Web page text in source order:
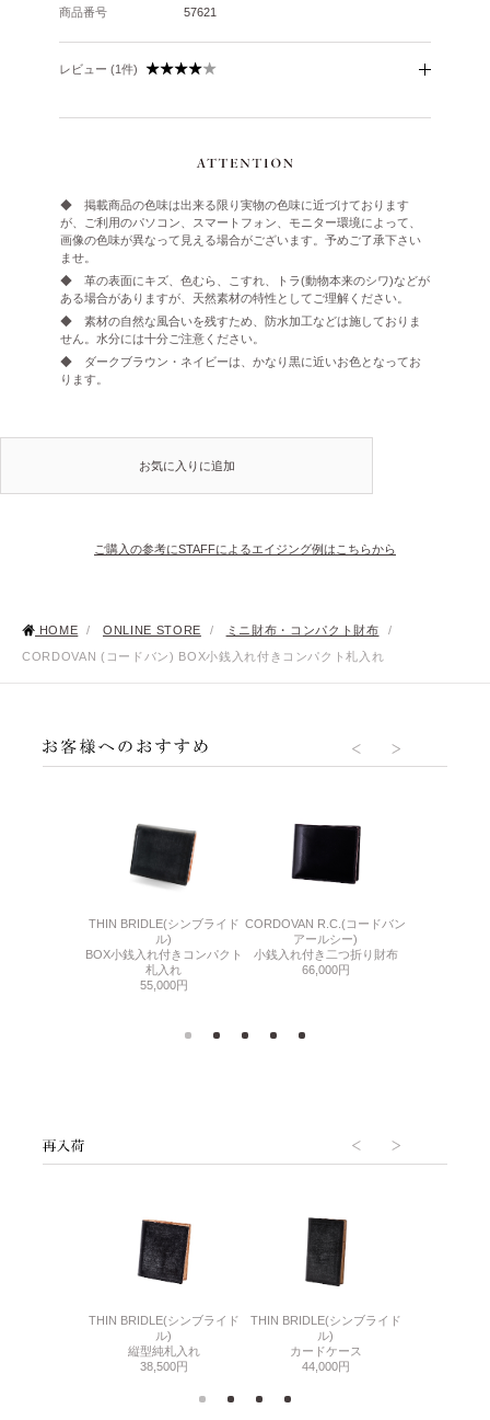
商品番号
57621
レビュー (1件)
◆ 掲載商品の色味は出来る限り実物の色味に近づけております
が、ご利用のパソコン、スマートフォン、モニター環境によって、
画像の色味が異なって見える場合がございます。予めご了承下さい
ませ。
◆ 革の表面にキズ、色むら、こすれ、トラ(動物本来のシワ)などが
ある場合がありますが、天然素材の特性としてご理解ください。
◆ 素材の自然な風合いを残すため、防水加工などは施しておりま
せん。水分には十分ご注意ください。
◆ ダークブラウン・ネイビーは、かなり黒に近いお色となってお
ります。
お気に入りに追加
ご購入の参考にSTAFFによるエイジング例はこちらから
HOME / ONLINE STORE / ミニ財布・コンパクト財布
/
CORDOVAN (コードバン) BOX小銭入れ付きコンパクト札入れ
THIN BRIDLE(シンブライド
ル)
BOX小銭入れ付きコンパクト
札入れ
55,000円
CORDOVAN R.C.(コードバン
アールシー)
小銭入れ付き二つ折り財布
66,000円
THIN BRIDLE(シンブライド
ル)
縦型純札入れ
38,500円
THIN BRIDLE(シンブライド
ル)
カードケース
44,000円